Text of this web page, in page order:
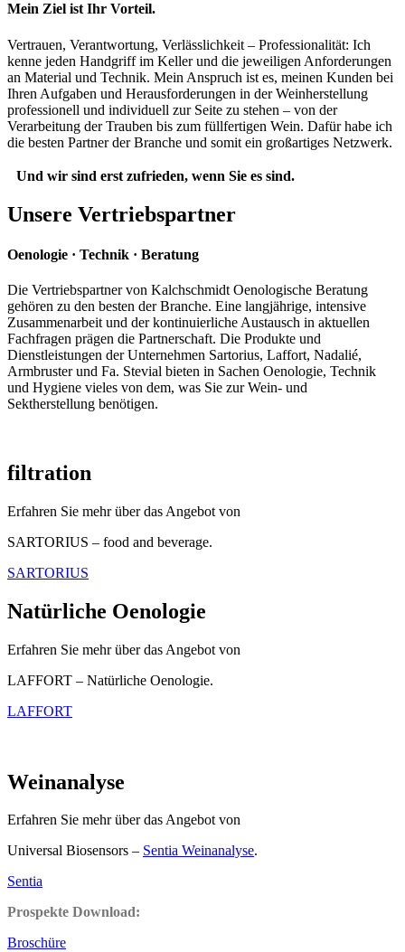
Mein Ziel ist Ihr Vorteil.
Vertrauen, Verantwortung, Verlässlichkeit – Professionalität: Ich
kenne jeden Handgriff im Keller und die jeweiligen Anforderungen
an Material und Technik. Mein Anspruch ist es, meinen Kunden bei
Ihren Aufgaben und Herausforderungen in der Weinherstellung
professionell und individuell zur Seite zu stehen – von der
Verarbeitung der Trauben bis zum füllfertigen Wein. Dafür habe ich
die besten Partner der Branche und somit ein großartiges Netzwerk.
Und wir sind erst zufrieden, wenn Sie es sind.
Unsere Vertriebspartner
Oenologie · Technik · Beratung
Die Vertriebspartner von Kalchschmidt Oenologische Beratung
gehören zu den besten der Branche. Eine langjährige, intensive
Zusammenarbeit und der kontinuierliche Austausch in aktuellen
Fachfragen prägen die Partnerschaft. Die Produkte und
Dienstleistungen der Unternehmen Sartorius, Laffort, Nadalié,
Armbruster und Fa. Stevial bieten in Sachen Oenologie, Technik
und Hygiene vieles von dem, was Sie zur Wein- und
Sektherstellung benötigen.
filtration
Erfahren Sie mehr über das Angebot von
SARTORIUS – food and beverage.
SARTORIUS
Natürliche Oenologie
Erfahren Sie mehr über das Angebot von
LAFFORT – Natürliche Oenologie.
LAFFORT
Weinanalyse
Erfahren Sie mehr über das Angebot von
Universal Biosensors – Sentia Weinanalyse.
Sentia
Prospekte Download:
Broschüre